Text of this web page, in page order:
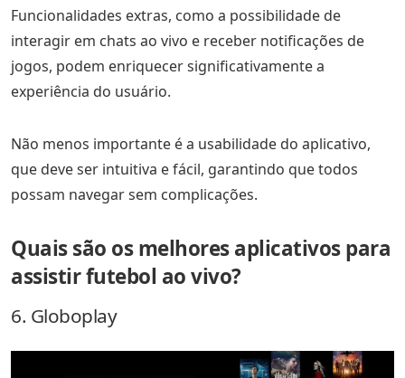
Funcionalidades extras, como a possibilidade de
interagir em chats ao vivo e receber notificações de
jogos, podem enriquecer significativamente a
experiência do usuário.
Não menos importante é a usabilidade do aplicativo,
que deve ser intuitiva e fácil, garantindo que todos
possam navegar sem complicações.
Quais são os melhores aplicativos para
assistir futebol ao vivo?
6. Globoplay